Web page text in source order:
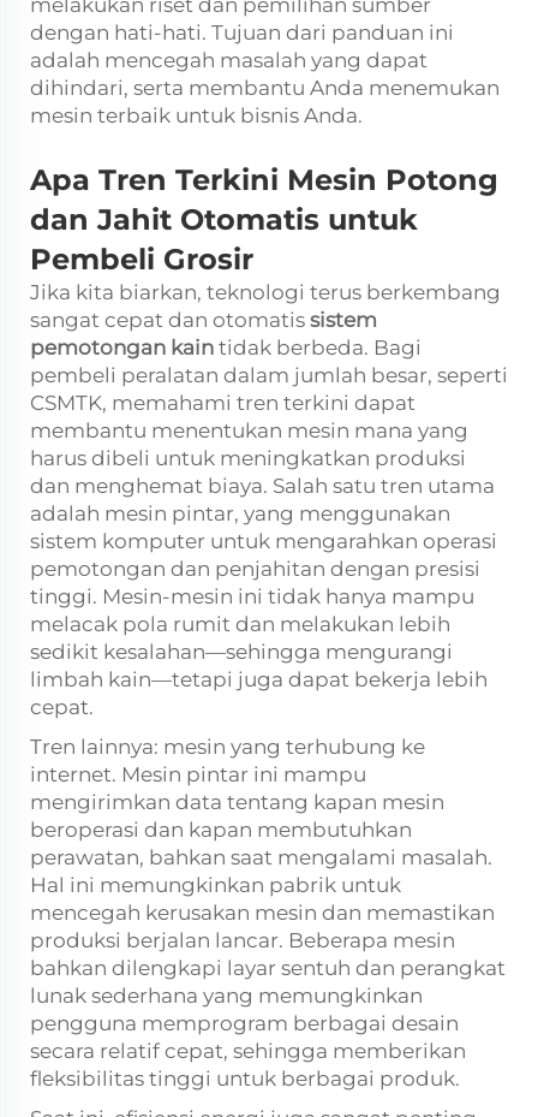
melakukan riset dan pemilihan sumber
dengan hati-hati. Tujuan dari panduan ini
adalah mencegah masalah yang dapat
dihindari, serta membantu Anda menemukan
mesin terbaik untuk bisnis Anda.
Apa Tren Terkini Mesin Potong
dan Jahit Otomatis untuk
Pembeli Grosir
Jika kita biarkan, teknologi terus berkembang
sangat cepat dan otomatis sistem
pemotongan kain tidak berbeda. Bagi
pembeli peralatan dalam jumlah besar, seperti
CSMTK, memahami tren terkini dapat
membantu menentukan mesin mana yang
harus dibeli untuk meningkatkan produksi
dan menghemat biaya. Salah satu tren utama
adalah mesin pintar, yang menggunakan
sistem komputer untuk mengarahkan operasi
pemotongan dan penjahitan dengan presisi
tinggi. Mesin-mesin ini tidak hanya mampu
melacak pola rumit dan melakukan lebih
sedikit kesalahan—sehingga mengurangi
limbah kain—tetapi juga dapat bekerja lebih
cepat.
Tren lainnya: mesin yang terhubung ke
internet. Mesin pintar ini mampu
mengirimkan data tentang kapan mesin
beroperasi dan kapan membutuhkan
perawatan, bahkan saat mengalami masalah.
Hal ini memungkinkan pabrik untuk
mencegah kerusakan mesin dan memastikan
produksi berjalan lancar. Beberapa mesin
bahkan dilengkapi layar sentuh dan perangkat
lunak sederhana yang memungkinkan
pengguna memprogram berbagai desain
secara relatif cepat, sehingga memberikan
fleksibilitas tinggi untuk berbagai produk.